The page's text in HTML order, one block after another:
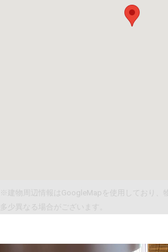
※建物周辺情報はGoogleMapを使用しており、
多少異なる場合がございます。